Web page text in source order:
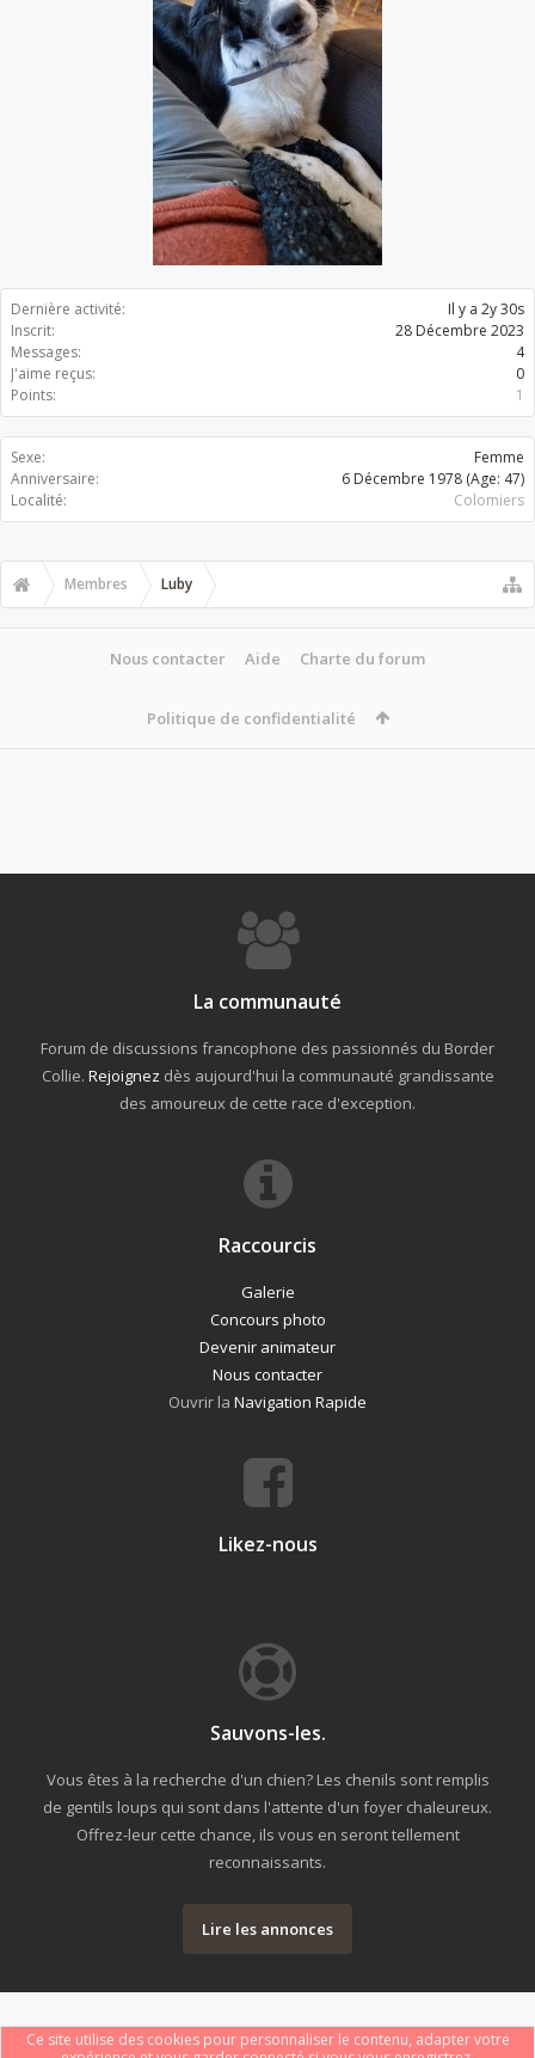
Dernière activité:
Il y a 2y 30s
Inscrit:
28 Décembre 2023
Messages:
4
J'aime reçus:
0
Points:
1
Sexe:
Femme
Anniversaire:
6 Décembre 1978 (Age: 47)
Localité:
Colomiers
Membres Luby
Nous contacter Aide Charte du forum
Politique de confidentialité
La communauté
Forum de discussions francophone des passionnés du Border
Collie. Rejoignez dès aujourd'hui la communauté grandissante
des amoureux de cette race d'exception.
Raccourcis
Galerie
Concours photo
Devenir animateur
Nous contacter
Ouvrir la Navigation Rapide
Likez-nous
Sauvons-les.
Vous êtes à la recherche d'un chien? Les chenils sont remplis
de gentils loups qui sont dans l'attente d'un foyer chaleureux.
Offrez-leur cette chance, ils vous en seront tellement
reconnaissants.
Lire les annonces
Ce site utilise des cookies pour personnaliser le contenu, adapter votre